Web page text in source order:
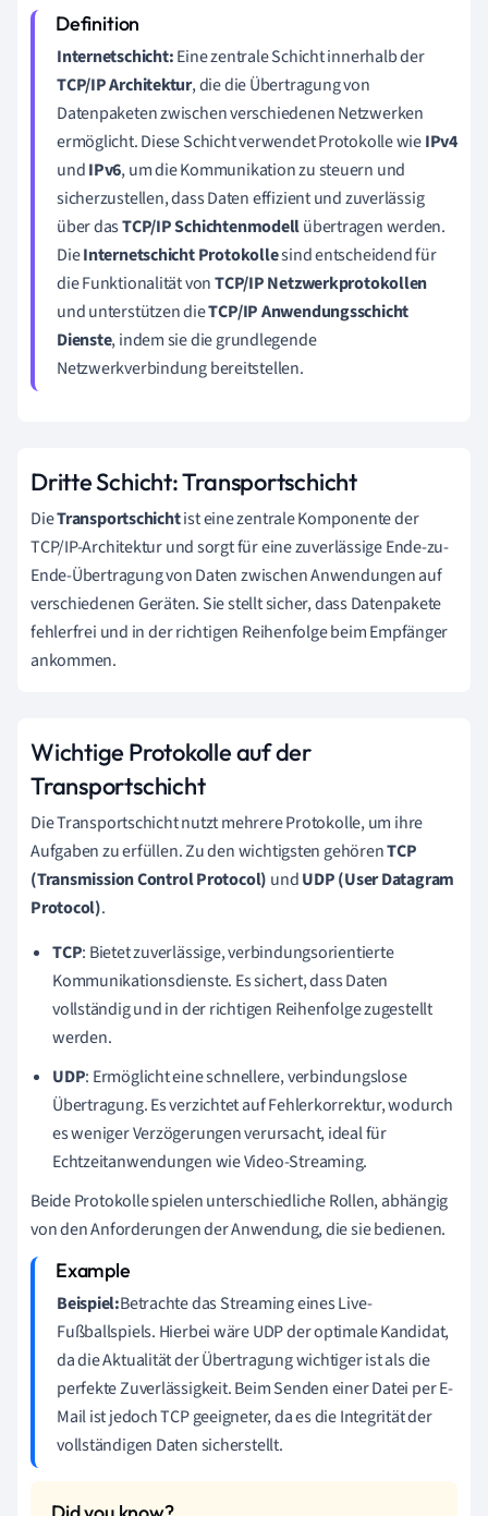
Internetschicht:Eine zentrale Schicht innerhalb der
TCP/IP Architektur, die die Übertragung von
Datenpaketen zwischen verschiedenen Netzwerken
ermöglicht. Diese Schicht verwendet Protokolle wieIPv4
undIPv6, um die Kommunikation zu steuern und
sicherzustellen, dass Daten effizient und zuverlässig
über dasTCP/IP Schichtenmodellübertragen werden.
DieInternetschicht Protokollesind entscheidend für
die Funktionalität vonTCP/IP Netzwerkprotokollen
und unterstützen dieTCP/IP Anwendungsschicht
Dienste, indem sie die grundlegende
Netzwerkverbindung bereitstellen.
Dritte Schicht: Transportschicht
DieTransportschichtist eine zentrale Komponente der
TCP/IP-Architektur und sorgt für eine zuverlässige Ende-zu-
Ende-Übertragung von Daten zwischen Anwendungen auf
verschiedenen Geräten. Sie stellt sicher, dass Datenpakete
fehlerfrei und in der richtigen Reihenfolge beim Empfänger
ankommen.
Wichtige Protokolle auf der
Transportschicht
Die Transportschicht nutzt mehrere Protokolle, um ihre
Aufgaben zu erfüllen. Zu den wichtigsten gehörenTCP
(Transmission Control Protocol) undUDP (User Datagram
Protocol).
TCP: Bietet zuverlässige, verbindungsorientierte
Kommunikationsdienste. Es sichert, dass Daten
vollständig und in der richtigen Reihenfolge zugestellt
werden.
UDP: Ermöglicht eine schnellere, verbindungslose
Übertragung. Es verzichtet auf Fehlerkorrektur, wodurch
es weniger Verzögerungen verursacht, ideal für
Echtzeitanwendungen wie Video-Streaming.
Beide Protokolle spielen unterschiedliche Rollen, abhängig
von den Anforderungen der Anwendung, die sie bedienen.
Beispiel:Betrachte das Streaming eines Live-
Fußballspiels. Hierbei wäre UDP der optimale Kandidat,
da die Aktualität der Übertragung wichtiger ist als die
perfekte Zuverlässigkeit. Beim Senden einer Datei per E-
Mail ist jedoch TCP geeigneter, da es die Integrität der
vollständigen Daten sicherstellt.